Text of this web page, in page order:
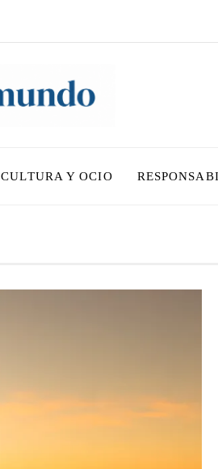
CULTURA Y OCIO